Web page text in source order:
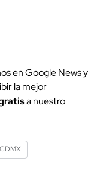
en Google News y
la mejor
a nuestro